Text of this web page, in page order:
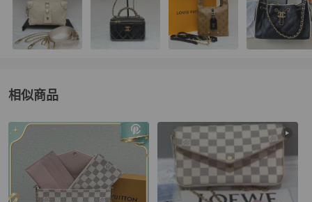
相似商品
更多相似Louis Vuitton女包推薦精品